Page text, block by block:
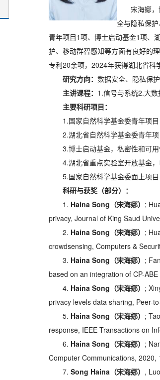
宋海娜
全与隐私保
青年项目1项、博士启动基金1项、
护、移动群智感知等方面有良好的
专利20余项，2024年获得湖北省科
研究方向： 数据安全、隐私保
主讲课程： 1.信号与系统2.大
主要科研项目：
1.国家自然科学基金委青年项
2.湖北省自然科学基金委青年
3.博士启动基金，私密性和可
4.湖北省重点实验室开放基金
5.国家自然科学基金委面上项
科研与获奖（部分）：
1. Haina Song （宋海娜） ;
privacy, Journal of King Saud
2. Haina Song （宋海娜） ;
crowdsensing, Computers &
3. Haina Song （宋海娜） ;
based on an integration of CP-
4. Haina Song （宋海娜） ;
privacy levels data sharing, Peer-
5. Haina Song （宋海娜） ;
response, IEEE Transactions on
6. Haina Song （宋海娜） ;
Computer Communications, 2020,
7. Song Haina （宋海娜） ,